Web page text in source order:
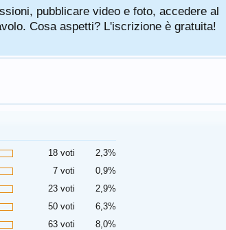
pubblicare video e foto, accedere al
Cosa aspetti? L'iscrizione è gratuita!
18 voti
2,3%
7 voti
0,9%
23 voti
2,9%
50 voti
6,3%
63 voti
8,0%